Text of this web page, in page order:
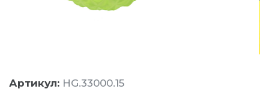
Артикул: HG.33000.15